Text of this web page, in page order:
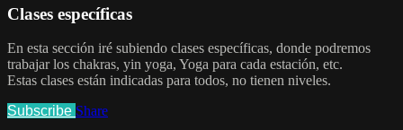
Clases específicas
En esta sección iré subiendo clases específicas, donde podremos
trabajar los chakras, yin yoga, Yoga para cada estación, etc.
Estas clases están indicadas para todos, no tienen niveles.
Subscribe Share